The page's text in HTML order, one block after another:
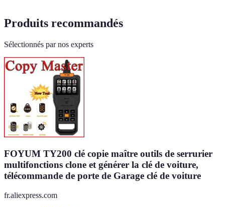
Produits recommandés
Sélectionnés par nos experts
FOYUM TY200 clé copie maître outils de serrurier
multifonctions clone et générer la clé de voiture,
télécommande de porte de Garage clé de voiture
fr.aliexpress.com